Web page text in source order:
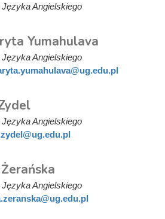
Języka Angielskiego
Yumahulava
Języka Angielskiego
Języka Angielskiego
Języka Angielskiego